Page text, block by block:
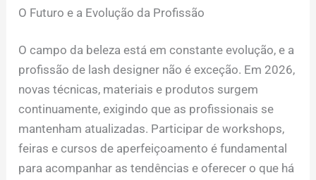
O Futuro e a Evolução da Profissão
O campo da beleza está em constante evolução, e a
profissão de lash designer não é exceção. Em 2026,
novas técnicas, materiais e produtos surgem
continuamente, exigindo que as profissionais se
mantenham atualizadas. Participar de workshops,
feiras e cursos de aperfeiçoamento é fundamental
para acompanhar as tendências e oferecer o que há